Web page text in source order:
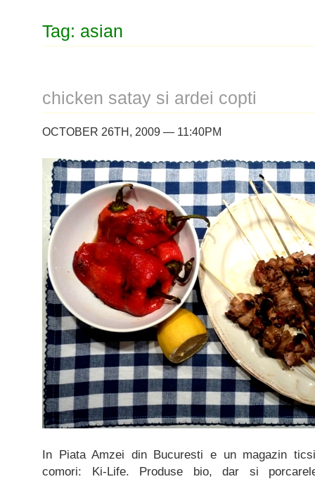
Tag: asian
chicken satay si ardei copti
OCTOBER 26TH, 2009 — 11:40PM
In Piata Amzei din Bucuresti e un magazin
comori: Ki-Life. Produse bio, dar si